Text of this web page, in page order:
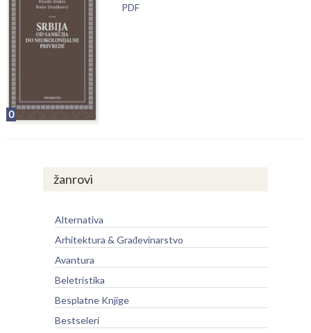
0
PDF
žanrovi
Alternativa
Arhitektura & Građevinarstvo
Avantura
Beletristika
Besplatne Knjige
Bestseleri